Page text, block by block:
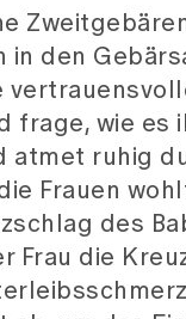
in den
frage, wie es
atmet ruhig
Frauen
des
Frau die